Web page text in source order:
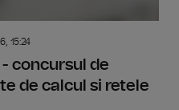
15:24
concursul de
de calcul si retele